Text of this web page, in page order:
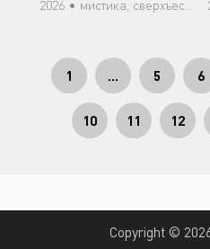
2026 • мистика, сверхъестественное
1 ... 5 6
10 11 12
Copyright ©